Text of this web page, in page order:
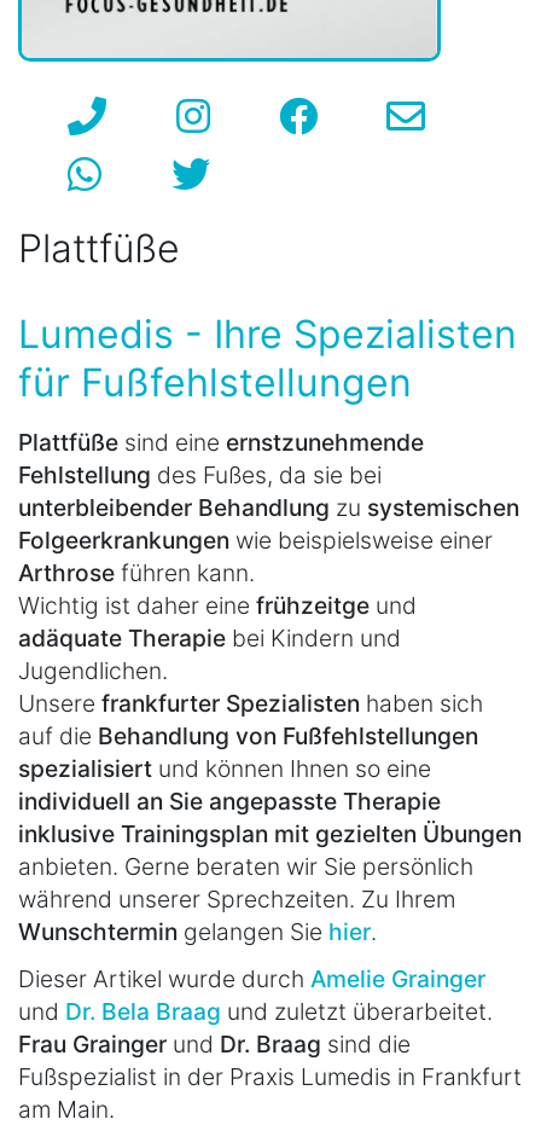
Plattfüße
Lumedis - Ihre Spezialisten
für Fußfehlstellungen
Plattfüße sind eine ernstzunehmende
Fehlstellung des Fußes, da sie bei
unterbleibender Behandlung zu systemischen
Folgeerkrankungen wie beispielsweise einer
Arthrose führen kann.
Wichtig ist daher eine frühzeitge und
adäquate Therapie bei Kindern und
Jugendlichen.
Unsere frankfurter Spezialisten haben sich
auf die Behandlung von Fußfehlstellungen
spezialisiert und können Ihnen so eine
individuell an Sie angepasste Therapie
inklusive Trainingsplan mit gezielten Übungen
anbieten. Gerne beraten wir Sie persönlich
während unserer Sprechzeiten. Zu Ihrem
Wunschtermin gelangen Sie hier.
Dieser Artikel wurde durch Amelie Grainger
und Dr. Bela Braag und zuletzt überarbeitet.
Frau Grainger und Dr. Braag sind die
Fußspezialist in der Praxis Lumedis in Frankfurt
am Main.